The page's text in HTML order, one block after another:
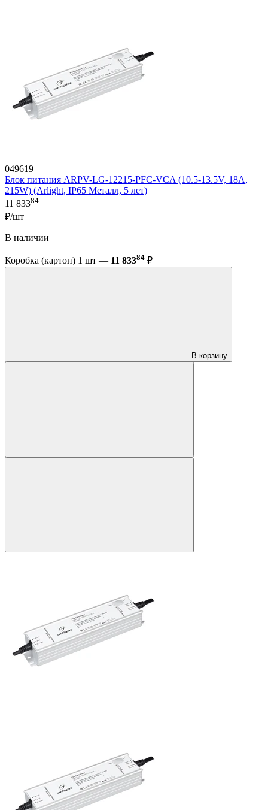
049619
Блок питания ARPV-LG-12215-PFC-VCA (10.5-13.5V, 18A,
215W) (Arlight, IP65 Металл, 5 лет)
11 83384
₽/шт
В наличии
Коробка (картон) 1 шт — 11 83384 ₽
В корзину